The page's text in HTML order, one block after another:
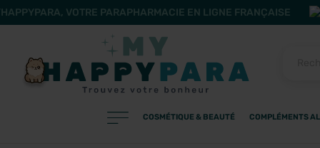
VOTRE PARAPHARMACIE EN LIGNE FRANÇAISE
COSMÉTIQUE & BEAUTÉ COMPLÉMENTS